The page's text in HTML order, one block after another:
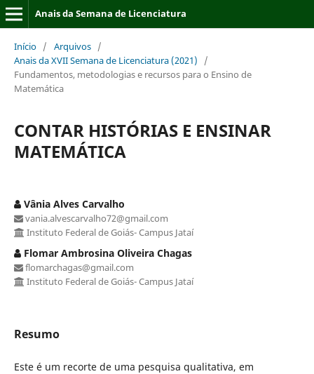
Anais da Semana de Licenciatura
Início / Arquivos /
Anais da XVII Semana de Licenciatura (2021)
/
Fundamentos, metodologias e recursos para o Ensino de
Matemática
CONTAR HISTÓRIAS E ENSINAR
MATEMÁTICA
Vânia Alves Carvalho
vania.alvescarvalho72@gmail.com
Instituto Federal de Goiás- Campus Jataí
Flomar Ambrosina Oliveira Chagas
flomarchagas@gmail.com
Instituto Federal de Goiás- Campus Jataí
Resumo
Este é um recorte de uma pesquisa qualitativa, em